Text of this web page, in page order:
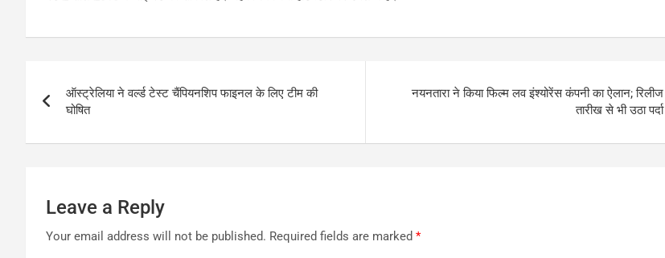
navigation
ऑस्ट्रेलिया ने वर्ल्ड टेस्ट चैंपियनशिप फाइनल के लिए टीम की
घोषित
नयनतारा ने किया फिल्म लव इंश्योरेंस कंपनी का ऐलान; रिलीज
तारीख से भी उठा पर्दा
Leave a Reply
Your email address will not be published. Required fields are marked *